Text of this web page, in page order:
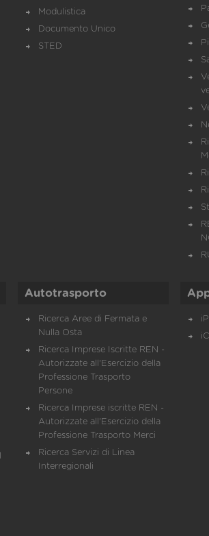
Modulistica
Documento Unico
STED
Autotrasporto
Ricerca Aree di Fermata e
Nulla Osta
Ricerca Imprese Iscritte REN -
Autorizzate all'Esercizio della
Professione Trasporto
Persone
Ricerca Imprese iscritte REN -
Autorizzate all'Esercizio della
Professione Trasporto Merci
Ricerca Servizi di Linea
Interregionali